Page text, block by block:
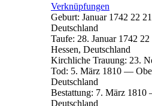
Verknüpfungen
Geburt: Januar 1742 22 21
Deutschland
Taufe: 28. Januar 1742 22
Hessen, Deutschland
Kirchliche Trauung: 23.
Tod: 5. März 1810 —
Deutschland
Bestattung: 7. März 1810
Deutschland